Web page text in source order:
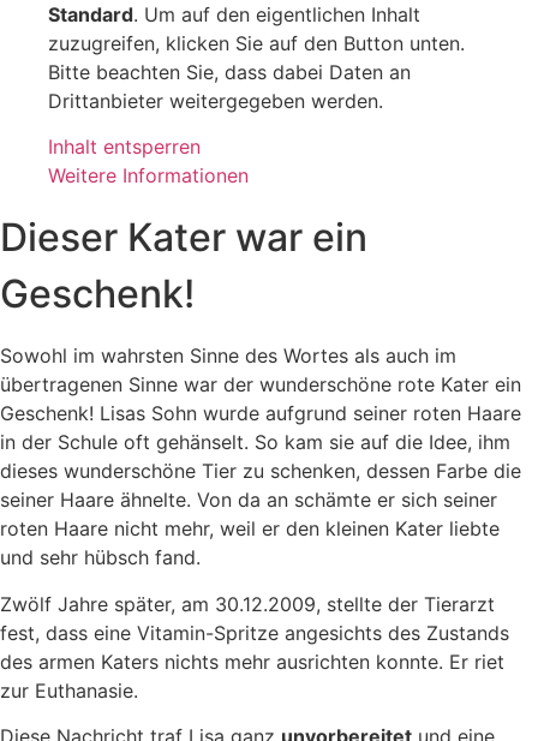
Standard. Um auf den eigentlichen Inhalt
zuzugreifen, klicken Sie auf den Button unten.
Bitte beachten Sie, dass dabei Daten an
Drittanbieter weitergegeben werden.
Inhalt entsperren
Weitere Informationen
Dieser Kater war ein
Geschenk!
Sowohl im wahrsten Sinne des Wortes als auch im
übertragenen Sinne war der wunderschöne rote Kater ein
Geschenk! Lisas Sohn wurde aufgrund seiner roten Haare
in der Schule oft gehänselt. So kam sie auf die Idee, ihm
dieses wunderschöne Tier zu schenken, dessen Farbe die
seiner Haare ähnelte. Von da an schämte er sich seiner
roten Haare nicht mehr, weil er den kleinen Kater liebte
und sehr hübsch fand.
Zwölf Jahre später, am 30.12.2009, stellte der Tierarzt
fest, dass eine Vitamin-Spritze angesichts des Zustands
des armen Katers nichts mehr ausrichten konnte. Er riet
zur Euthanasie.
Diese Nachricht traf Lisa ganz unvorbereitet und eine